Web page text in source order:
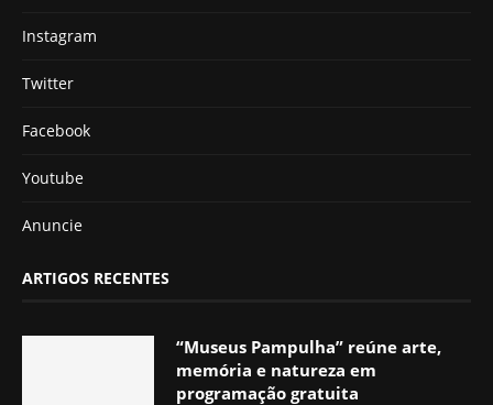
Instagram
Twitter
Facebook
Youtube
Anuncie
ARTIGOS RECENTES
“Museus Pampulha” reúne arte,
memória e natureza em
programação gratuita